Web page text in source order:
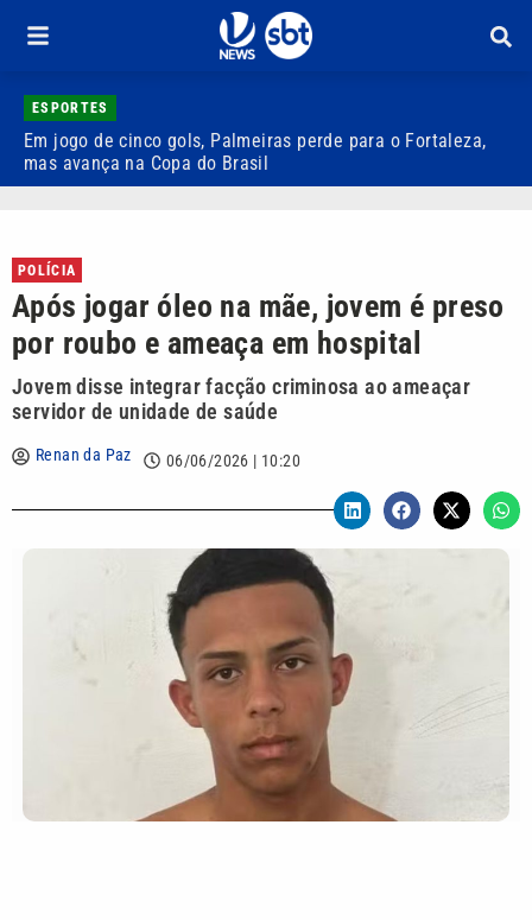
ESPORTES
Em jogo de cinco gols, Palmeiras perde para o Fortaleza,
mas avança na Copa do Brasil
POLÍCIA
Após jogar óleo na mãe, jovem é preso
por roubo e ameaça em hospital
Jovem disse integrar facção criminosa ao ameaçar
servidor de unidade de saúde
Renan da Paz 06/06/2026 | 10:20